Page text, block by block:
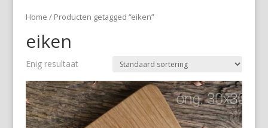
Home / Producten getagged “eiken”
eiken
Enig resultaat